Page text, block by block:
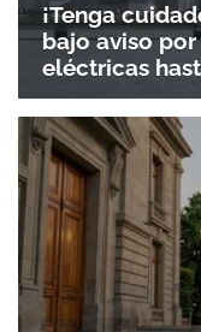
¡Tenga
bajo aviso
eléctricas